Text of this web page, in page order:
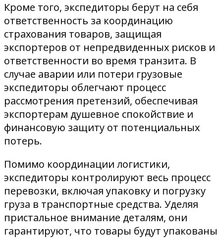
Кроме того, экспедиторы берут на себя
ответственность за координацию
страхования товаров, защищая
экспортеров от непредвиденных рисков и
ответственности во время транзита. В
случае аварии или потери грузовые
экспедиторы облегчают процесс
рассмотрения претензий, обеспечивая
экспортерам душевное спокойствие и
финансовую защиту от потенциальных
потерь.
Помимо координации логистики,
экспедиторы контролируют весь процесс
перевозки, включая упаковку и погрузку
груза в транспортные средства. Уделяя
пристальное внимание деталям, они
гарантируют, что товары будут упакованы